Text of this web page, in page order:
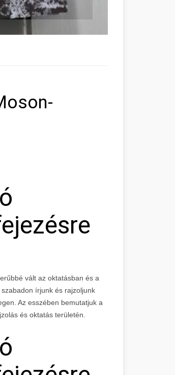
vált az oktatásban és a
írjunk és rajzoljunk
Az esszében bemutatjuk a
és oktatás területén.